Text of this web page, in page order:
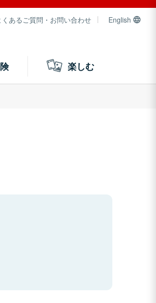
くあるご質問・お問い合わせ English
楽しむ